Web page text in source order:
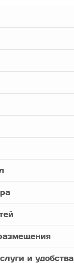
и удобства